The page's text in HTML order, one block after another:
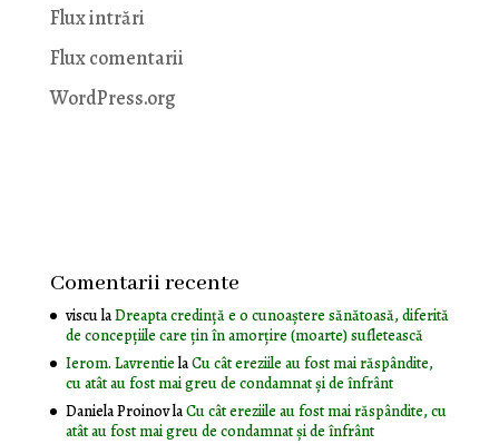
Flux intrări
Flux comentarii
WordPress.org
Comentarii recente
visculaDreapta credință e o cunoaștere sănătoasă, diferită
de concepțiile care țin în amorțire (moarte) sufletească
Ierom. LavrentielaCu cât ereziile au fost mai răspândite,
cu atât au fost mai greu de condamnat și de înfrânt
Daniela ProinovlaCu cât ereziile au fost mai răspândite, cu
atât au fost mai greu de condamnat și de înfrânt